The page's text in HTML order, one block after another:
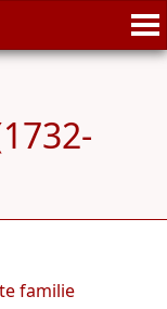
familie